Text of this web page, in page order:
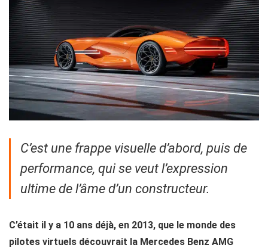
C’est une frappe visuelle d’abord, puis de
performance, qui se veut l’expression
ultime de l’âme d’un constructeur.
C’était il y a 10 ans déjà, en 2013, que le monde des
pilotes virtuels découvrait la Mercedes Benz AMG